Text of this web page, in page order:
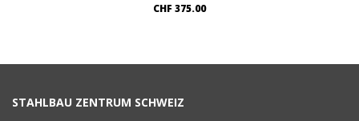
CHF 375.00
STAHLBAU ZENTRUM SCHWEIZ